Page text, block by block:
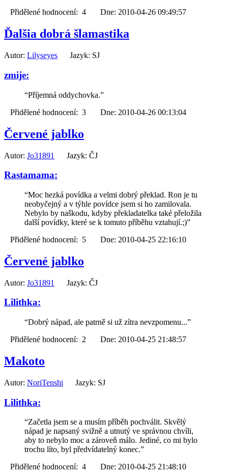
Přidělené hodnocení: 4 Dne: 2010-04-26 09:49:57
Ďalšia dobrá šlamastika
Autor: Lilyseyes Jazyk: SJ
zmije:
“Příjemná oddychovka.”
Přidělené hodnocení: 3 Dne: 2010-04-26 00:13:04
Červené jablko
Autor: Jo31891 Jazyk: ČJ
Rastamama:
“Moc hezká povídka a velmi dobrý překlad. Ron je tu
neobyčejný a v týhle povídce jsem si ho zamilovala.
Nebylo by naškodu, kdyby překladatelka také přeložila
další povídky, které se k tomuto příběhu vztahují.;)”
Přidělené hodnocení: 5 Dne: 2010-04-25 22:16:10
Červené jablko
Autor: Jo31891 Jazyk: ČJ
Lilithka:
“Dobrý nápad, ale patrně si už zítra nevzpomenu...”
Přidělené hodnocení: 2 Dne: 2010-04-25 21:48:57
Makoto
Autor: NoriTenshi Jazyk: SJ
Lilithka:
“Začetla jsem se a musím příběh pochválit. Skvělý
nápad je napsaný svižně a utnutý ve správnou chvíli,
aby to nebylo moc a zároveň málo. Jediné, co mi bylo
trochu líto, byl předvídatelný konec.”
Přidělené hodnocení: 4 Dne: 2010-04-25 21:48:10